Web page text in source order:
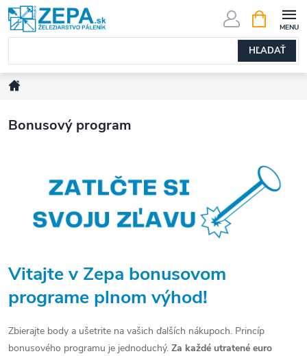
Prejsť
na
obsah
HĽADAŤ
KOŠÍK
Bonusový program
Vitajte v Zepa bonusovom
programe plnom výhod!
Zbierajte body a ušetrite na vašich ďalších nákupoch. Princíp
bonusového programu je jednoduchý. Za každé utratené euro